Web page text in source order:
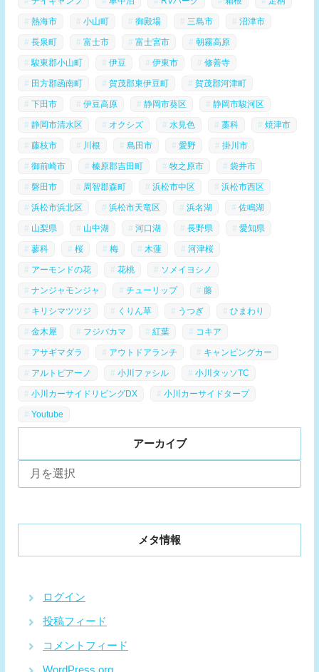
熱海市 小山町 御殿場 三島市 沼津市
長泉町 富士市 富士宮市 朝霧高原
駿東郡小山町 伊豆 伊東市 修善寺
田方郡函南町 賀茂郡東伊豆町 賀茂郡河津町
下田市 伊豆高原 静岡市葵区 静岡市駿河区
静岡市清水区 オクシズ 水見色 藁科 焼津市
藤枝市 川根 島田市 愛野 掛川市
御前崎市 榛原郡吉田町 牧之原市 袋井市
磐田市 周智郡森町 浜松市中区 浜松市西区
浜松市浜北区 浜松市天竜区 浜名湖 佐鳴湖
山梨県 山中湖 河口湖 長野県 愛知県
蓼科 桜 梅 木蓮 河津桜
アーモンドの花 花桃 ソメイヨシノ
ナンジャモンジャ チューリップ 藤
キリシマツツジ くりん草 うつぎ ひまわり
金木犀 フジバカマ 紅葉 コキア
アサギマダラ アウトドアランチ キャンピングカー
アルトピアーノ 小川ファシル 小川タッソTC
小川カーサイドリビングDX 小川カーサイドタープ
Youtube
アーカイブ
ー
メタ情報
ログイン
投稿フィード
コメントフィード
WordPress.org